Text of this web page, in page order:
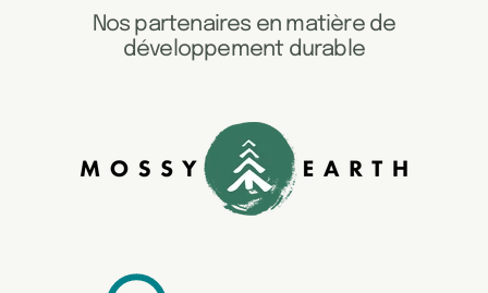
Nos partenaires en matière de
développement durable